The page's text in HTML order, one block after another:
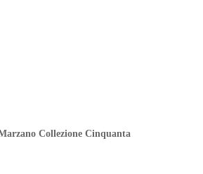
Collezione Cinquanta